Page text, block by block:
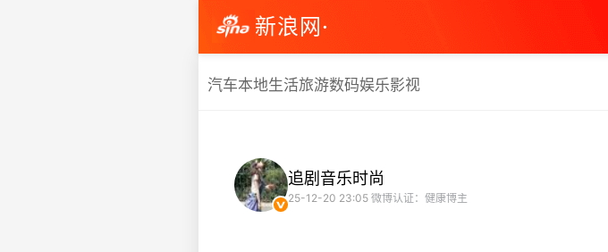
新浪网·
汽车本地生活旅游数码娱乐影视
追剧音乐时尚
25-12-20 23:05 微博认证：健康博主